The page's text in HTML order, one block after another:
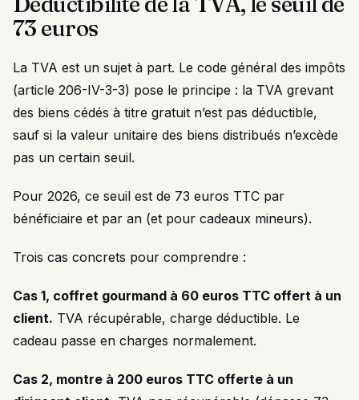
73 euros
La TVA est un sujet à part. Le code général des impôts
(article 206-IV-3-3) pose le principe : la TVA grevant
des biens cédés à titre gratuit n’est pas déductible,
sauf si la valeur unitaire des biens distribués n’excède
pas un certain seuil.
Pour 2026, ce seuil est de 73 euros TTC par
bénéficiaire et par an (et pour cadeaux mineurs).
Trois cas concrets pour comprendre :
Cas 1, coffret gourmand à 60 euros TTC offert à un
client. TVA récupérable, charge déductible. Le
cadeau passe en charges normalement.
Cas 2, montre à 200 euros TTC offerte à un